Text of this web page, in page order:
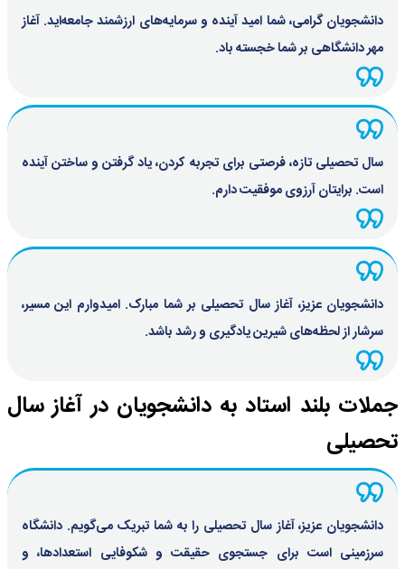
دانشجویان گرامی، شما امید آینده و سرمایه‌های ارزشمند جامعه‌اید. آغاز
مهر دانشگاهی بر شما خجسته باد.
سال تحصیلی تازه، فرصتی برای تجربه کردن، یاد گرفتن و ساختن آینده
است. برایتان آرزوی موفقیت دارم.
دانشجویان عزیز، آغاز سال تحصیلی بر شما مبارک. امیدوارم این مسیر،
سرشار از لحظه‌های شیرین یادگیری و رشد باشد.
جملات بلند استاد به دانشجویان در آغاز سال
تحصیلی
دانشجویان عزیز، آغاز سال تحصیلی را به شما تبریک می‌گویم. دانشگاه
سرزمینی است برای جستجوی حقیقت و شکوفایی استعدادها، و